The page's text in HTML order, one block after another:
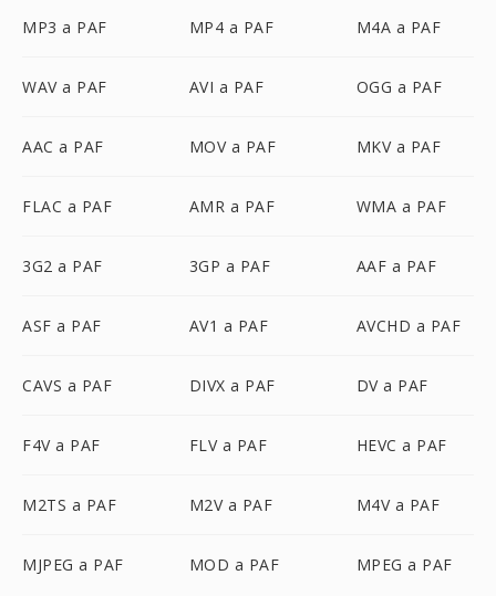
MP3 a PAF MP4 a PAF M4A a PAF
WAV a PAF AVI a PAF OGG a PAF
AAC a PAF MOV a PAF MKV a PAF
FLAC a PAF AMR a PAF WMA a PAF
3G2 a PAF 3GP a PAF AAF a PAF
ASF a PAF AV1 a PAF AVCHD a PAF
CAVS a PAF DIVX a PAF DV a PAF
F4V a PAF FLV a PAF HEVC a PAF
M2TS a PAF M2V a PAF M4V a PAF
MJPEG a PAF MOD a PAF MPEG a PAF